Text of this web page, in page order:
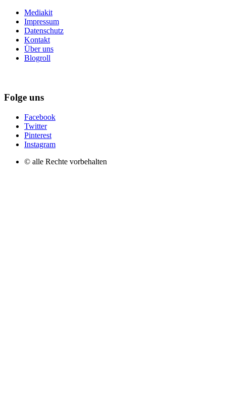
Mediakit
Impressum
Datenschutz
Kontakt
Über uns
Blogroll
Folge uns
Facebook
Twitter
Pinterest
Instagram
© alle Rechte vorbehalten